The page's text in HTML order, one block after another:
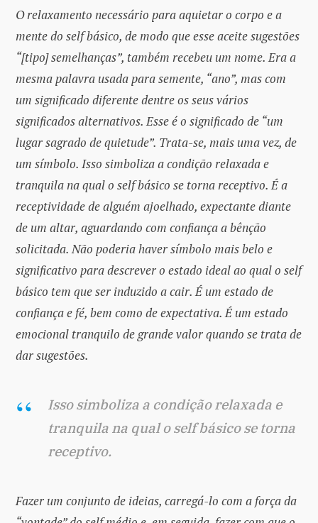
O relaxamento necessário para aquietar o corpo e a
mente do self básico, de modo que esse aceite sugestões
“[tipo] semelhanças”, também recebeu um nome. Era a
mesma palavra usada para semente, “ano”, mas com
um significado diferente dentre os seus vários
significados alternativos. Esse é o significado de “um
lugar sagrado de quietude”. Trata-se, mais uma vez, de
um símbolo. Isso simboliza a condição relaxada e
tranquila na qual o self básico se torna receptivo. É a
receptividade de alguém ajoelhado, expectante diante
de um altar, aguardando com confiança a bênção
solicitada. Não poderia haver símbolo mais belo e
significativo para descrever o estado ideal ao qual o self
básico tem que ser induzido a cair. É um estado de
confiança e fé, bem como de expectativa. É um estado
emocional tranquilo de grande valor quando se trata de
dar sugestões.
Isso simboliza a condição relaxada e
tranquila na qual o self básico se torna
receptivo.
Fazer um conjunto de ideias, carregá-lo com a força da